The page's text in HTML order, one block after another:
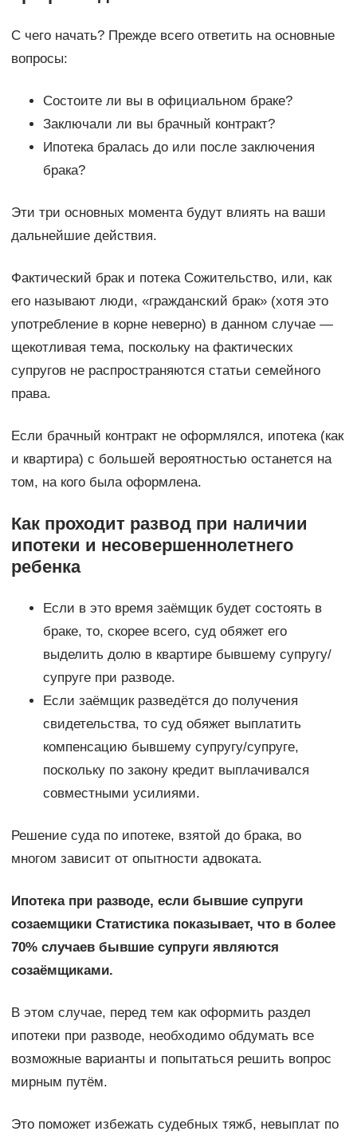
С чего начать? Прежде всего ответить на основные
вопросы:
Состоите ли вы в официальном браке?
Заключали ли вы брачный контракт?
Ипотека бралась до или после заключения
брака?
Эти три основных момента будут влиять на ваши
дальнейшие действия.
Фактический брак и потека Сожительство, или, как
его называют люди, «гражданский брак» (хотя это
употребление в корне неверно) в данном случае —
щекотливая тема, поскольку на фактических
супругов не распространяются статьи семейного
права.
Если брачный контракт не оформлялся, ипотека (как
и квартира) с большей вероятностью останется на
том, на кого была оформлена.
Как проходит развод при наличии
ипотеки и несовершеннолетнего
ребенка
Если в это время заёмщик будет состоять в
браке, то, скорее всего, суд обяжет его
выделить долю в квартире бывшему супругу/
супруге при разводе.
Если заёмщик разведётся до получения
свидетельства, то суд обяжет выплатить
компенсацию бывшему супругу/супруге,
поскольку по закону кредит выплачивался
совместными усилиями.
Решение суда по ипотеке, взятой до брака, во
многом зависит от опытности адвоката.
Ипотека при разводе, если бывшие супруги
созаемщики Статистика показывает, что в более
70% случаев бывшие супруги являются
созаёмщиками.
В этом случае, перед тем как оформить раздел
ипотеки при разводе, необходимо обдумать все
возможные варианты и попытаться решить вопрос
мирным путём.
Это поможет избежать судебных тяжб, невыплат по